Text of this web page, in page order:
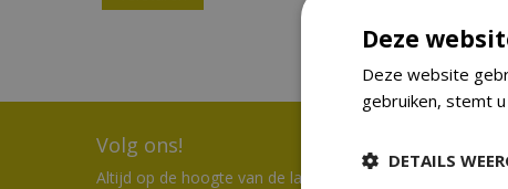
Volg ons!
Altijd op de hoogte van de laatste trends
Deze
Deze website
gebruiken, stemt
DETAILS